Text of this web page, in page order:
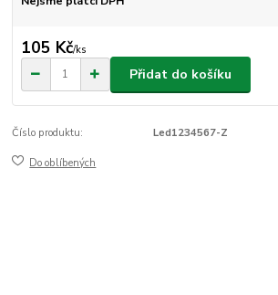
105 Kč/ks
Přidat do košíku
Číslo produktu: Led1234567-Z
Do oblíbených